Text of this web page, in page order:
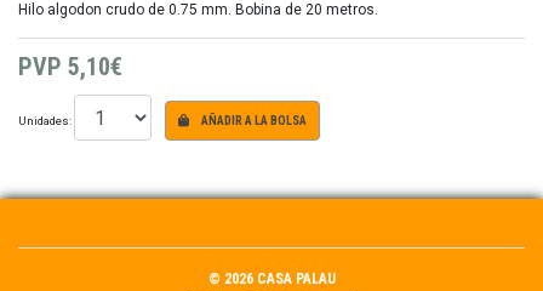
Hilo algodon crudo de 0.75 mm. Bobina de 20 metros.
PVP 5,10€
Unidades: AÑADIR A LA BOLSA
© 2026 CASA PALAU